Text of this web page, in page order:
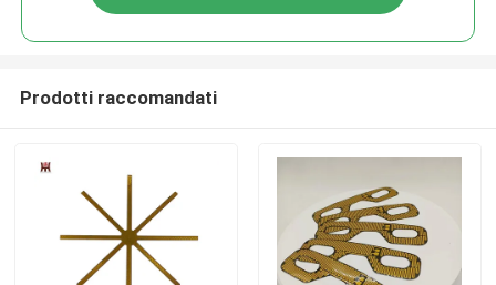
Prodotti raccomandati